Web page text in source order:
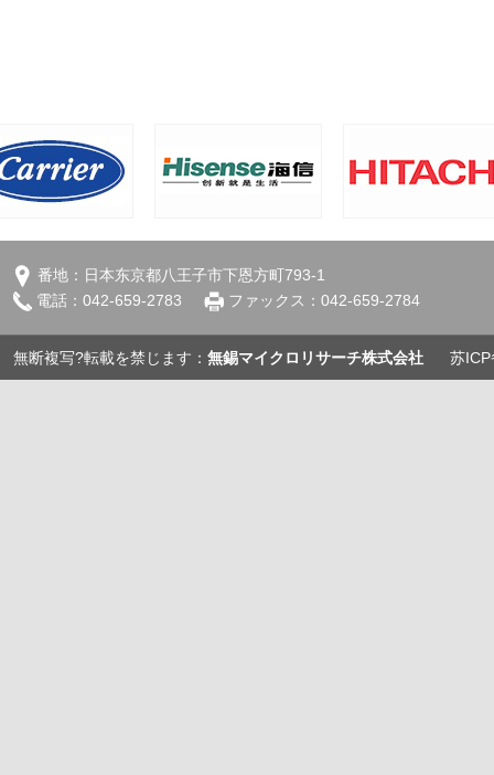
番地：日本东京都八王子市下恩方町793-1
電話：042-659-2783
ファックス：042-659-2784
無断複写?転載を禁じます： 無錫マイクロリサーチ株式会社 苏